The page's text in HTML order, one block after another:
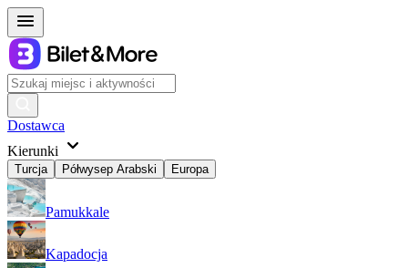
Dostawca
Kierunki
Turcja Półwysep Arabski Europa
Pamukkale
Kapadocja